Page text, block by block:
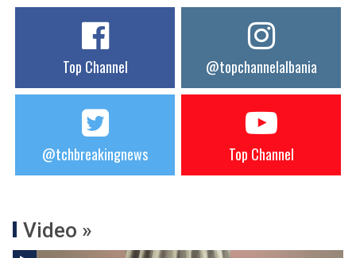
Top Channel @topchannelalbania
@tchbreakingnews Top Channel
Video »